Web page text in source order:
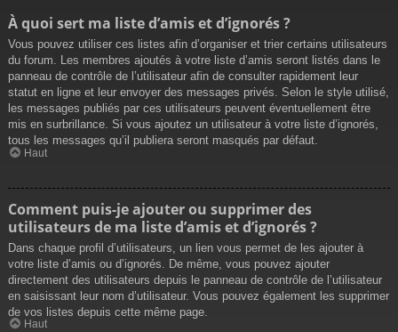
À quoi sert ma liste d’amis et d’ignorés ?
Vous pouvez utiliser ces listes afin d’organiser et trier certains utilisateurs
du forum. Les membres ajoutés à votre liste d’amis seront listés dans le
panneau de contrôle de l’utilisateur afin de consulter rapidement leur
statut en ligne et leur envoyer des messages privés. Selon le style utilisé,
les messages publiés par ces utilisateurs peuvent éventuellement être
mis en surbrillance. Si vous ajoutez un utilisateur à votre liste d’ignorés,
tous les messages qu’il publiera seront masqués par défaut.
Haut
Comment puis-je ajouter ou supprimer des
utilisateurs de ma liste d’amis et d’ignorés ?
Dans chaque profil d’utilisateurs, un lien vous permet de les ajouter à
votre liste d’amis ou d’ignorés. De même, vous pouvez ajouter
directement des utilisateurs depuis le panneau de contrôle de l’utilisateur
en saisissant leur nom d’utilisateur. Vous pouvez également les supprimer
de vos listes depuis cette même page.
Haut